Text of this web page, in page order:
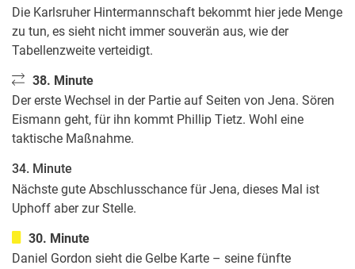
Die Karlsruher Hintermannschaft bekommt hier jede Menge
zu tun, es sieht nicht immer souverän aus, wie der
Tabellenzweite verteidigt.
38. Minute
Der erste Wechsel in der Partie auf Seiten von Jena. Sören
Eismann geht, für ihn kommt Phillip Tietz. Wohl eine
taktische Maßnahme.
34. Minute
Nächste gute Abschlusschance für Jena, dieses Mal ist
Uphoff aber zur Stelle.
30. Minute
Daniel Gordon sieht die Gelbe Karte – seine fünfte